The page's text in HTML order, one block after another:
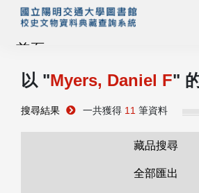
首頁
藏品查詢
以 "Myers, Daniel F"
搜尋結果 一共獲得 11 筆資料
藏品搜尋
全部匯出